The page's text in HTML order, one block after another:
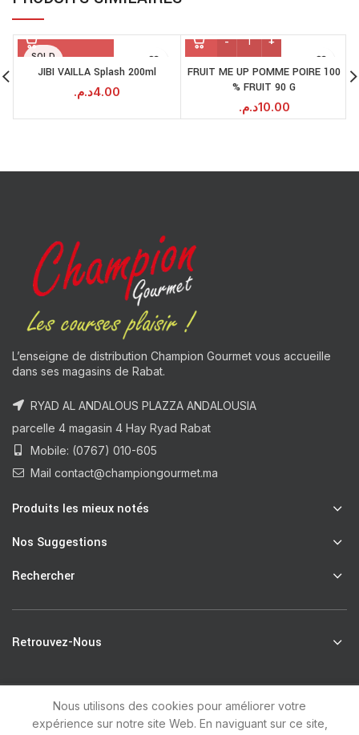
SOLD
JIBI VAILLA Splash 200ml
4.00د.م.
FRUIT ME UP POMME POIRE 100
% FRUIT 90 G
10.00د.م.
L’enseigne de distribution Champion Gourmet vous accueille
dans ses magasins de Rabat.
RYAD AL ANDALOUS PLAZZA ANDALOUSIA
parcelle 4 magasin 4 Hay Ryad Rabat
Mobile: (0767) 010-605
Mail contact@championgourmet.ma
Produits les mieux notés
Nos Suggestions
Rechercher
Retrouvez-Nous
Champion Gourmet 2021 byRunsoft.
Nous utilisons des cookies pour améliorer votre
expérience sur notre site Web. En naviguant sur ce site,